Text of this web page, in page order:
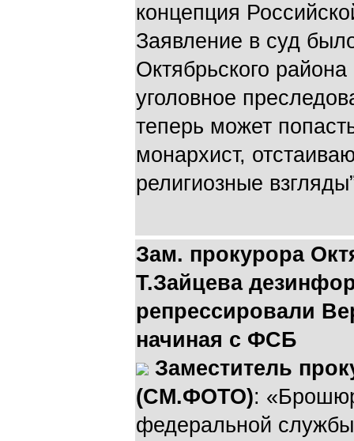
концепция
Заявление в суд
Октябрьского
уголовное
теперь может
монархист,
религиозные
Зам. прокурора
Т.Зайцева
репрессировали
начиная с ФСБ
Заместитель
(СМ.ФОТО):
федеральной службы